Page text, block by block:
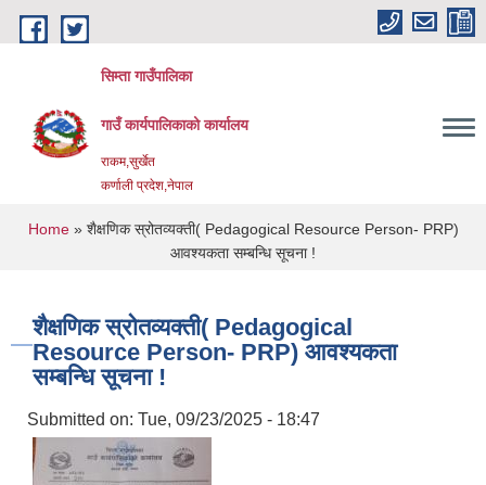
Skip to main content
सिम्ता गाउँपालिका
गाउँ कार्यपालिकाको कार्यालय
राकम,सुर्खेत
कर्णाली प्रदेश,नेपाल
You are here
Home» शैक्षणिक स्रोतव्यक्ती( Pedagogical Resource Person- PRP)
आवश्यकता सम्बन्धि सूचना !
शैक्षणिक स्रोतव्यक्ती( Pedagogical
Resource Person- PRP) आवश्यकता
सम्बन्धि सूचना !
Submitted on: Tue, 09/23/2025 - 18:47